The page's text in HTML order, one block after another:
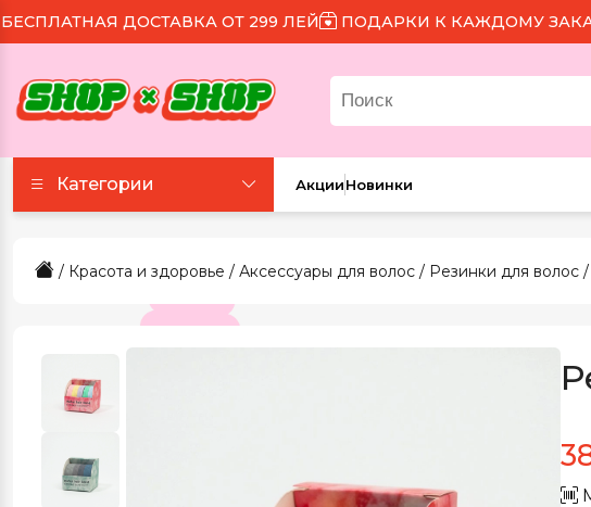
ДОСТАВКА ОТ 299 ЛЕЙ ПОДАРКИ К КАЖДОМУ ЗАКАЗУ
Категории
Все для праздника
Игрушки и игры
Канцтовары
АкцииНовинки
/ Красота и здоровье / Аксессуары для волос / Резинки для волос /